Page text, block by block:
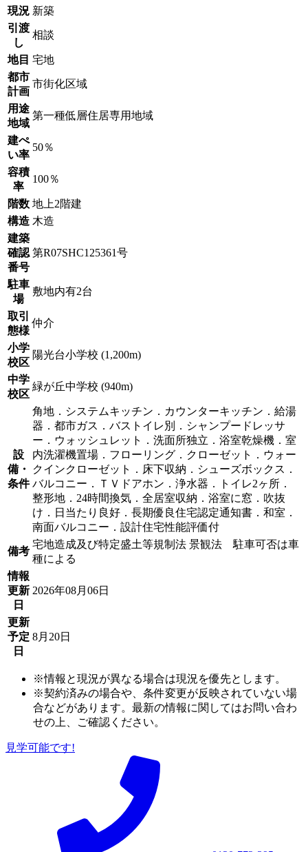
現況 新築
引渡
し
相談
地目 宅地
都市
計画
市街化区域
用途
地域
第一種低層住居専用地域
建ぺ
い率
50％
容積
率
100％
階数 地上2階建
構造 木造
建築
確認
番号
第R07SHC125361号
駐車
場
敷地内有2台
取引
態様
仲介
小学
校区
陽光台小学校 (1,200m)
中学
校区
緑が丘中学校 (940m)
設
備・
条件
角地．システムキッチン．カウンターキッチン．給湯
器．都市ガス．バストイレ別．シャンプードレッサ
ー．ウォッシュレット．洗面所独立．浴室乾燥機．室
内洗濯機置場．フローリング．クローゼット．ウォー
クインクローゼット．床下収納．シューズボックス．
バルコニー．ＴＶドアホン．浄水器．トイレ2ヶ所．
整形地．24時間換気．全居室収納．浴室に窓．吹抜
け．日当たり良好．長期優良住宅認定通知書．和室．
南面バルコニー．設計住宅性能評価付
備考
宅地造成及び特定盛土等規制法 景観法 駐車可否は車
種による
情報
更新
日
2026年08月06日
更新
予定
日
8月20日
※情報と現況が異なる場合は現況を優先とします。
※契約済みの場合や、条件変更が反映されていない場
合などがあります。最新の情報に関してはお問い合わ
せの上、ご確認ください。
見学可能です!